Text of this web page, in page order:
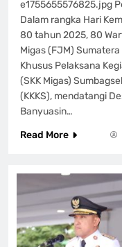
e1755655576825.jpg
Dalam rangka Hari
80 tahun 2025, 80
Migas (FJM)
Khusus Pelaksana
(SKK Migas)
(KKKS), mendatangi
Banyuasin…
Read More